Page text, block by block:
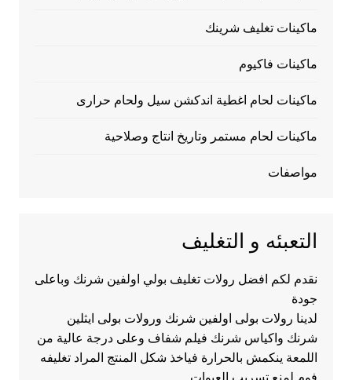
ماكينات تغليف شرينك
ماكينات فاكيوم
ماكينات لحام اغطية اندكشن سيل ولحام حرارى
ماكينات لحام مستمر وتاريخ انتاج وصلاحية
مواصفات
التعبئه و التغليف
نقدم لكم افضل رولات تغليف بولي اولفين شرنك وباعلى
جودة
لدينا رولات بولى اولفين شرنك ورولات بولى ايثلين
شرنك واكياس شرنك فيلم شفاف وعلى درجة عالية من
اللمعة ينكمش بالحرارة فياخذ شكل المنتج المراد تغليفه